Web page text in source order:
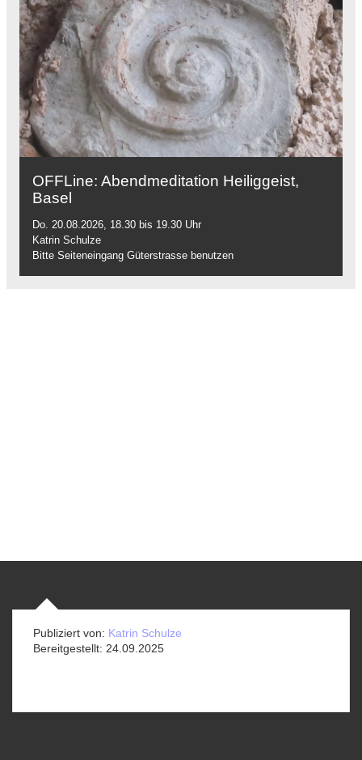
OFFLine: Abendmeditation Heiliggeist,
Basel
Do. 20.08.2026, 18.30 bis 19.30 Uhr
Katrin Schulze
Bitte Seiteneingang Güterstrasse benutzen
Publiziert von: Katrin Schulze
Bereitgestellt: 24.09.2025